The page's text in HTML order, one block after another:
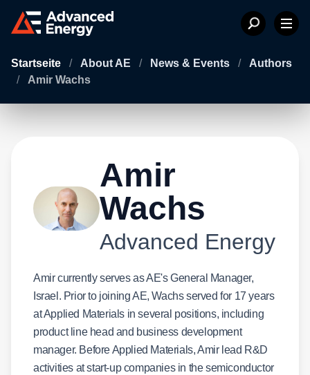
Startseite / About AE / News & Events /
Authors
/
Amir Wachs
Amir
Wachs
Advanced Energy
Amir currently serves as AE's General Manager,
Israel. Prior to joining AE, Wachs served for 17 years
at Applied Materials in several positions, including
product line head and business development
manager. Before Applied Materials, Amir lead R&D
activities at start-up companies in the semiconductor